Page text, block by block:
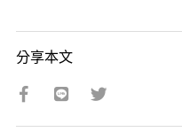
分享本文